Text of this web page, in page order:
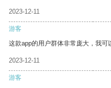
2023-12-11
游客
这款app的用户群体非常庞大，我可
2023-12-11
游客